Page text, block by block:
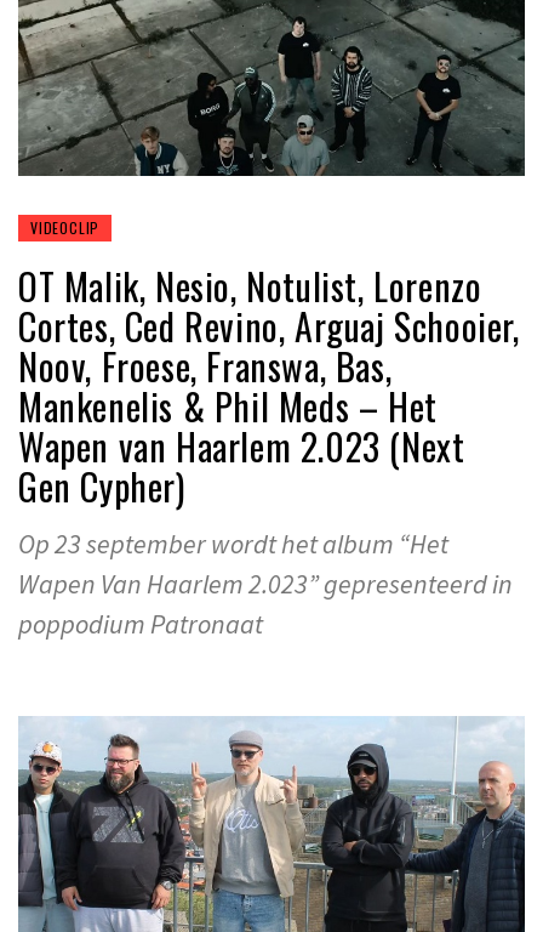
VIDEOCLIP
OT Malik, Nesio, Notulist, Lorenzo
Cortes, Ced Revino, Arguaj Schooier,
Noov, Froese, Franswa, Bas,
Mankenelis & Phil Meds – Het
Wapen van Haarlem 2.023 (Next
Gen Cypher)
Op 23 september wordt het album “Het
Wapen Van Haarlem 2.023” gepresenteerd in
poppodium Patronaat